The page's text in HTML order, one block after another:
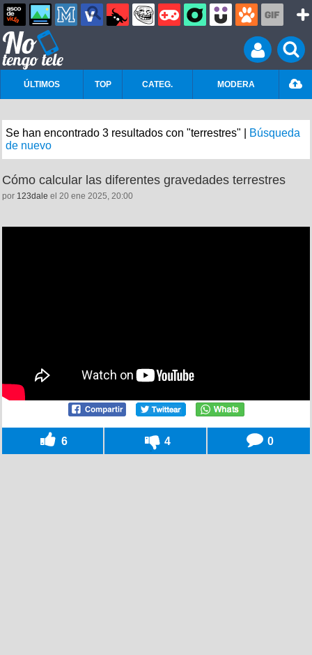
ÚLTIMOS TOP CATEG. MODERA
Se han encontrado 3 resultados con "terrestres" |
Búsqueda
de nuevo
Cómo calcular las diferentes gravedades terrestres
por 123dale el 20 ene 2025, 20:00
6 4 0